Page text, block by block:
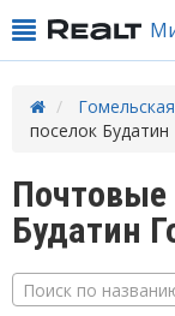
поселок Будатин
Будатин
Поиск по